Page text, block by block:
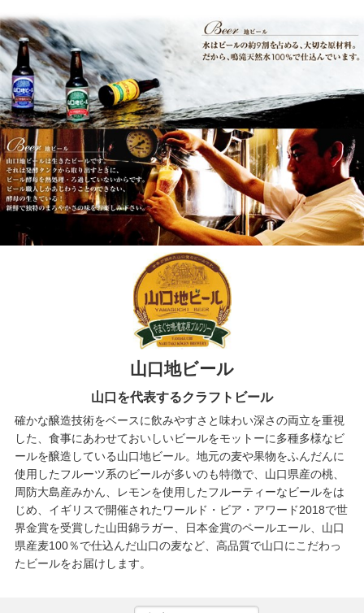
山口地ビール
山口を代表するクラフトビール
確かな醸造技術をベースに飲みやすさと味わい深さの両立を重視
した、食事にあわせておいしいビールをモットーに多種多様なビ
ールを醸造している山口地ビール。地元の麦や果物をふんだんに
使用したフルーツ系のビールが多いのも特徴で、山口県産の桃、
周防大島産みかん、レモンを使用したフルーティーなビールをは
じめ、イギリスで開催されたワールド・ビア・アワード2018で世
界金賞を受賞した山田錦ラガー、日本金賞のペールエール、山口
県産麦100％で仕込んだ山口の麦など、高品質で山口にこだわっ
たビールをお届けします。